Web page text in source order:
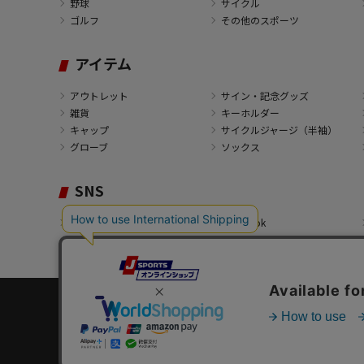
野球
サイクル
ゴルフ
その他のスポーツ
アイテム
アウトレット
サイン・記念グッズ
雑貨
キーホルダー
キャップ
サイクルジャージ（半袖）
グローブ
ソックス
SNS
X Facebook
Copyright© 2003 -